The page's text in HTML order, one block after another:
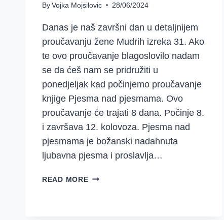
ByVojka Mojsilovic 28/06/2024
Danas je naš završni dan u detaljnijem
proučavanju žene Mudrih izreka 31. Ako
te ovo proučavanje blagoslovilo nadam
se da ćeš nam se pridružiti u
ponedjeljak kad počinjemo proučavanje
knjige Pjesma nad pjesmama. Ovo
proučavanje će trajati 8 dana. Počinje 8.
i završava 12. kolovoza. Pjesma nad
pjesmama je božanski nadahnuta
ljubavna pjesma i proslavlja…
READ MOREIZABRATI